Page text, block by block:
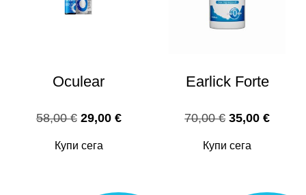
Oculear
58,00€ Original
was:
29,00 €Текущата
Купи сега
Earlick Forte
70,00€ Original
was:
35,00€
Купи сега